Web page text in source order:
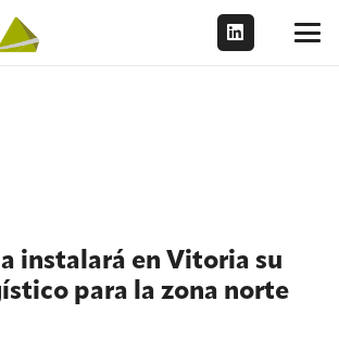
instalará en Vitoria su
para la zona norte